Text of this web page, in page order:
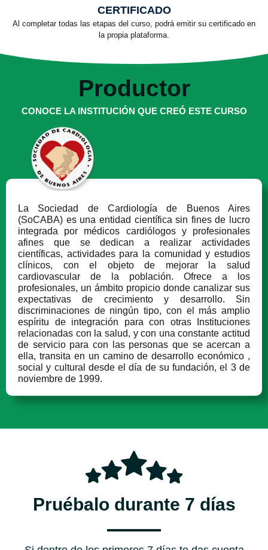
CERTIFICADO
Al completar todas las etapas del curso, podrá emitir su certificado en
la propia plataforma.
Productor
CONOCE LA INSTITUCIÓN QUE CREÓ ESTE CURSO
La Sociedad de Cardiología de Buenos Aires
(SoCABA) es una entidad científica sin fines de lucro
integrada por médicos cardiólogos y profesionales
afines que se dedican a realizar actividades
científicas, actividades para la comunidad y estudios
clínicos, con el objeto de mejorar la salud
cardiovascular de la población. Ofrece a los
profesionales, un ámbito propicio donde canalizar sus
expectativas de crecimiento y desarrollo. Sin
discriminaciones de ningún tipo, con el más amplio
espíritu de integración para con otras Instituciones
relacionadas con la salud, y con una constante actitud
de servicio para con las personas que se acercan a
ella, transita en un camino de desarrollo económico ,
social y cultural desde el día de su fundación, el 3 de
noviembre de 1999.
Pruébalo durante 7 días